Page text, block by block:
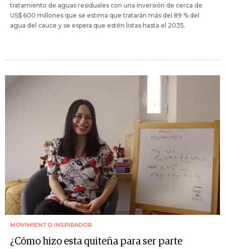
tratamiento de aguas residuales con una inversión de cerca de
US$ 600 millones que se estima que tratarán más del 89 % del
agua del cauce y se espera que estén listas hasta el 2035.
MOVIMIENTO INSPIRADOR
¿Cómo hizo esta quiteña para ser parte